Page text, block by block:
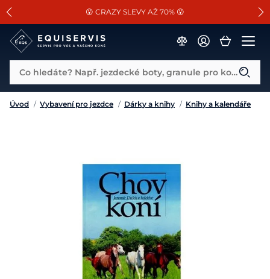
SLEVA 13% na vše od Cassini!
😮 CRAZY SLEVY AŽ 70% 😮
📐Pasování a doplňky k vybraným sedlům ZDARMA 🐴
Co hledáte? Např. jezdecké boty, granule pro koně...
Úvod / Vybavení pro jezdce / Dárky a knihy / Knihy a kalendáře